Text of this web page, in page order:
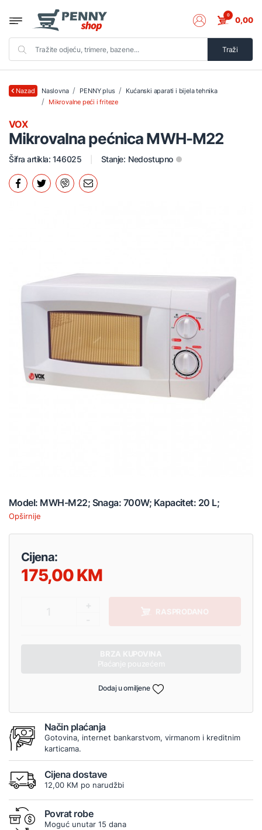
Traži
0 0,00
Nazad Naslovna PENNY plus
Kućanski aparati i bijela tehnika
Mikrovalne peći i friteze
Mikrovalna pećnica MWH-M22
VOX
Šifra artikla: 146025 Stanje: Nedostupno
Model: MWH-M22; Snaga: 700W; Kapacitet: 20 L;
Opširnije
Cijena:
175,00
RASPRODANO
Dodaj u omiljene
Način plaćanja
Gotovina, internet bankarstvom, virmanom i kreditnim
karticama.
Cijena dostave
12,00 KM po narudžbi
Povrat robe
Moguć unutar 15 dana